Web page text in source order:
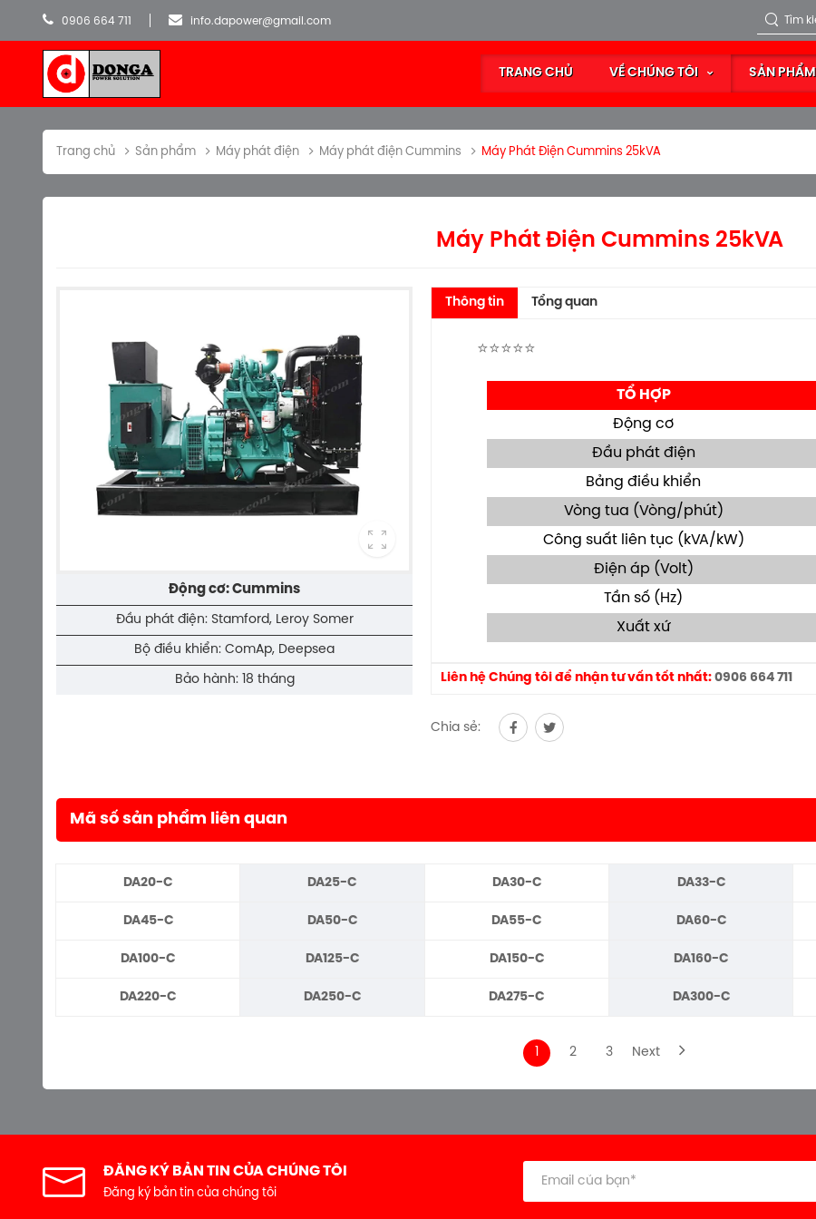
0906 664 711 info.dapower@gmail.com
TRANG CHỦ VỀ CHÚNG TÔI SẢN PHẨM
Trang chủ Sản phẩm Máy phát điện Máy phát điện Cummins Máy Phát Điện Cummins 25kVA
Máy Phát Điện Cummins 25kVA
Động cơ: Cummins
Đầu phát điện: Stamford, Leroy Somer
Bộ điều khiển: ComAp, Deepsea
Bảo hành: 18 tháng
Thông tin Tổng quan
⭐⭐⭐⭐⭐
TỔ HỢP
Động cơ
Đầu phát điện
Bảng điều khiển
Vòng tua (Vòng/phút)
Công suất liên tục (kVA/kW)
Điện áp (Volt)
Tần số (Hz)
Xuất xứ
Liên hệ Chúng tôi để nhận tư vấn tốt nhất:0906 664 711
Chia sẻ:
Mã số sản phẩm liên quan
DA20-C DA25-C DA30-C DA33-C
DA45-C DA50-C DA55-C DA60-C
DA100-C DA125-C DA150-C DA160-C
DA220-C DA250-C DA275-C DA300-C
1 2 3 Next
ĐĂNG KÝ BẢN TIN CỦA CHÚNG TÔI
Đăng ký bản tin của chúng tôi